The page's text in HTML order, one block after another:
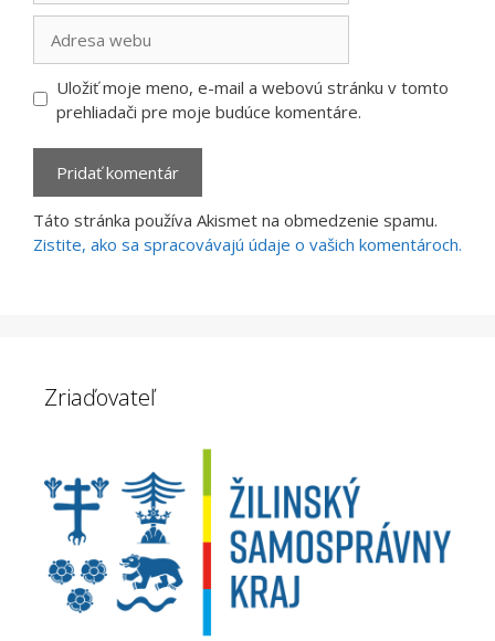
webu
Uložiť moje meno, e-mail a webovú stránku v tomto
prehliadači pre moje budúce komentáre.
Táto stránka používa Akismet na obmedzenie spamu.
Zistite, ako sa spracovávajú údaje o vašich komentároch.
Zriaďovateľ